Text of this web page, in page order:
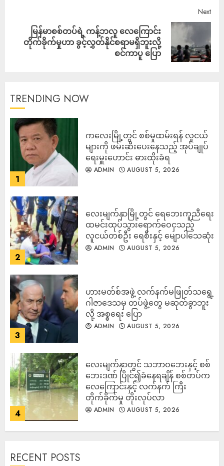
Next
မြန်မာစစ်တပ်ရဲ့ ကန့်ဘလူ လေကြောင်း
တိုက်ခိုက်မှုဟာ ခွင့်လွှတ်နိုင်စရာမရှိဘူးလို့
စင်ကာပူ ပြော
TRENDING NOW
1
ကလေးမြို့တွင် စစ်မှုထမ်းရန် လူငယ်
များကို ဖမ်းဆီးပေးနေသည့် အုပ်ချုပ်
ရေးမှူးဟောင်း ဓားထိုးခံရ
ADMIN AUGUST 5, 2026
2
လေးမျက်နှာမြို့တွင် ရေဘေးကူညီရေး
ထမင်းထုပ်သွားရောက်ဝေငှသည့်
လူငယ်တစ်ဦး ရေစီးနှင့် မျောပါသေဆုံး
ADMIN AUGUST 5, 2026
3
ဟားမတ်စ်အဖွဲ့ လက်နက်မဖြုတ်သရွေ့
ဂါဇာဒေသမှ တပ်ဖွဲ့တွေ မဆုတ်ခွာဘူး
လို့ အစ္စရေး ပြော
ADMIN AUGUST 5, 2026
4
‎လေးမျက်နှာတွင် သဘာဝဘေးနှင့် စစ်
ဘေးဒဏ် ပြိုင်၍ခံနေရချိန် စစ်တပ်က
လေကြောင်းနှင့် လက်နက် ကြီး
တိုက်ခိုက်မှု တိုးလုပ်လာ
ADMIN AUGUST 5, 2026
RECENT POSTS